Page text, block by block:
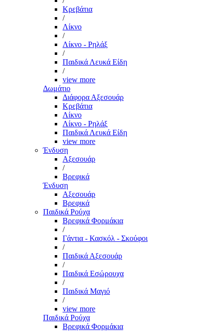
Κρεβάτια
/
Λίκνο
/
Λίκνο - Ρηλάξ
/
Παιδικά Λευκά Είδη
/
view more
Δωμάτιο
Διάφορα Αξεσουάρ
Κρεβάτια
Λίκνο
Λίκνο - Ρηλάξ
Παιδικά Λευκά Είδη
view more
Ένδυση
Αξεσουάρ
/
Βρεφικά
Ένδυση
Αξεσουάρ
Βρεφικά
Παιδικά Ρούχα
Βρεφικά Φορμάκια
/
Γάντια - Κασκόλ - Σκούφοι
/
Παιδικά Αξεσουάρ
/
Παιδικά Εσώρουχα
/
Παιδικά Μαγιό
/
view more
Παιδικά Ρούχα
Βρεφικά Φορμάκια